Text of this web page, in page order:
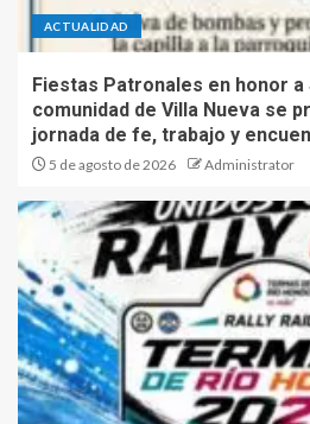
ACTUALIDAD
Fiestas Patronales en honor a
comunidad de Villa Nueva se
jornada de fe, trabajo y
5 de agosto de 2026 Administrator